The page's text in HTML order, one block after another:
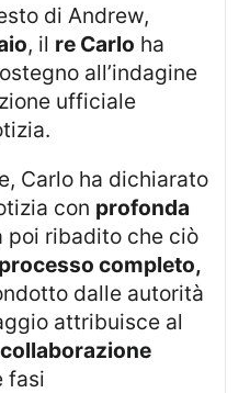
, il re Carlo ha
all’indagine
ufficiale
con profonda
poi ribadito che ciò
processo completo,
dalle autorità
attribuisce al
collaborazione
fasi